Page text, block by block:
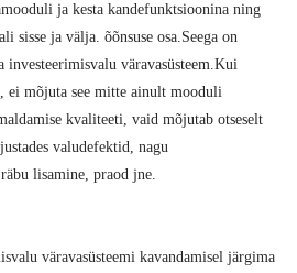
ja kesta kandefunktsioonina ning
sisse ja välja. õõnsuse osa.Seega on
väravasüsteem.Kui
ei mõjuta see mitte ainult mooduli
kvaliteeti, vaid mõjutab otseselt
valudefektid, nagu
lisamine, praod jne.
väravasüsteemi kavandamisel järgima